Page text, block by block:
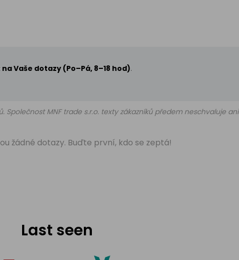
Vaše dotazy (Po–Pá, 8–18 hod).
MNF trade s.r.o. texty zákazníků předem neschvaluje
žádné dotazy. Buďte první, kdo se zeptá!
Last seen